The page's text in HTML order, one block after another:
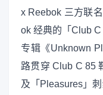
x Reebok 三方联
ok 经典的「Club
专辑《Unknown
路贯穿 Club C 85
及「Pleasures」